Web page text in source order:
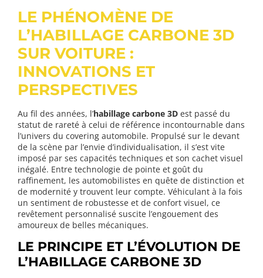
LE PHÉNOMÈNE DE
L’HABILLAGE CARBONE 3D
SUR VOITURE :
INNOVATIONS ET
PERSPECTIVES
Au fil des années, l’habillage carbone 3D est passé du
statut de rareté à celui de référence incontournable dans
l’univers du covering automobile. Propulsé sur le devant
de la scène par l’envie d’individualisation, il s’est vite
imposé par ses capacités techniques et son cachet visuel
inégalé. Entre technologie de pointe et goût du
raffinement, les automobilistes en quête de distinction et
de modernité y trouvent leur compte. Véhiculant à la fois
un sentiment de robustesse et de confort visuel, ce
revêtement personnalisé suscite l’engouement des
amoureux de belles mécaniques.
LE PRINCIPE ET L’ÉVOLUTION DE
L’HABILLAGE CARBONE 3D